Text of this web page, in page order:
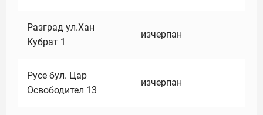
Разград ул.Хан
Кубрат 1
изчерпан
Русе бул. Цар
Освободител 13
изчерпан